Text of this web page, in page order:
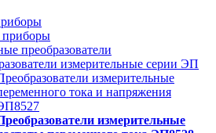
приборы
преобразователи
измерительные серии ЭП
измерительные
тока и напряжения
измерительные